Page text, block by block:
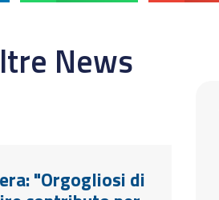
News
"Orgogliosi di